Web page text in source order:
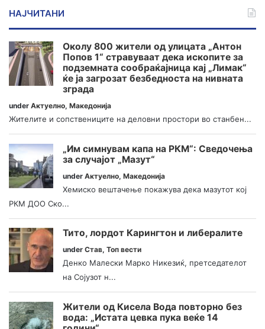
НАЈЧИТАНИ
Околу 800 жители од улицата „Антон
Попов 1“ стравуваат дека ископите за
подземната сообраќајница кај „Лимак“
ќе ја загрозат безбедноста на нивната
зграда
under Актуелно, Македонија
Жителите и сопствениците на деловни простори во станбен...
„Им симнувам капа на РКМ“: Сведочења
за случајот „Мазут“
under Актуелно, Македонија
Хемиско вештачење покажува дека мазутот кој
РКМ ДОО Ско...
Тито, лордот Карингтон и либералите
under Став, Топ вести
Денко Малески Марко Никезиќ, претседателот
на Сојузот н...
Жители од Кисела Вода повторно без
вода: „Истата цевка пука веќе 14